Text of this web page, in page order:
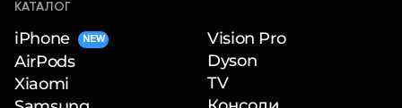
КАТАЛОГ
iPhone NEW
AirPods
Xiaomi
Vision Pro
Dyson
TV